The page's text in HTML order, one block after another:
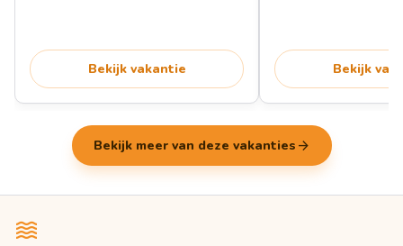
Bekijk vakantie Bekijk
Bekijk meer van deze vakanties arrow_forward